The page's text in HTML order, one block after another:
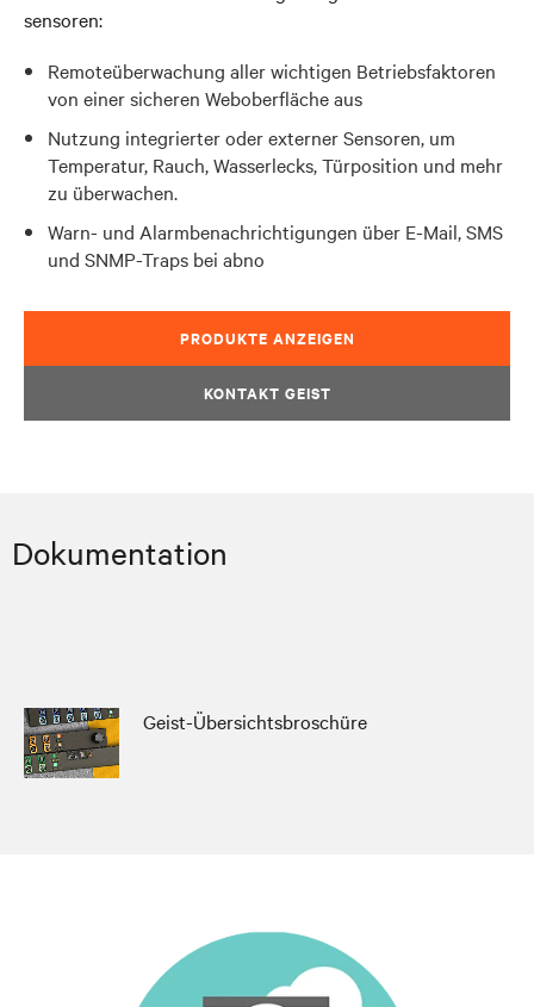
sensoren:
Remoteüberwachung aller wichtigen Betriebsfaktoren
von einer sicheren Weboberfläche aus
Nutzung integrierter oder externer Sensoren, um
Temperatur, Rauch, Wasserlecks, Türposition und mehr
zu überwachen.
Warn- und Alarmbenachrichtigungen über E-Mail, SMS
und SNMP-Traps bei abno
PRODUKTE ANZEIGEN
KONTAKT GEIST
Dokumentation
Geist-Übersichtsbroschüre